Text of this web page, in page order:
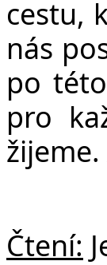
cestu,
nás
po
pro
Čtení: